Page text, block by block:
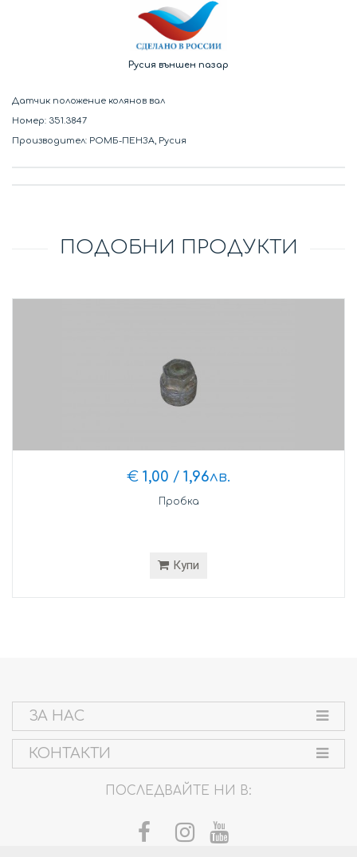
Русия външен пазар
Датчик положение колянов вал
Номер: 351.3847
Производител: РОМБ-ПЕНЗА, Русия
ПОДОБНИ ПРОДУКТИ
€ 1,00 / 1,96лв.
Пробка
Купи
ЗА НАС
КОНТАКТИ
ПОСЛЕДВАЙТЕ НИ В: